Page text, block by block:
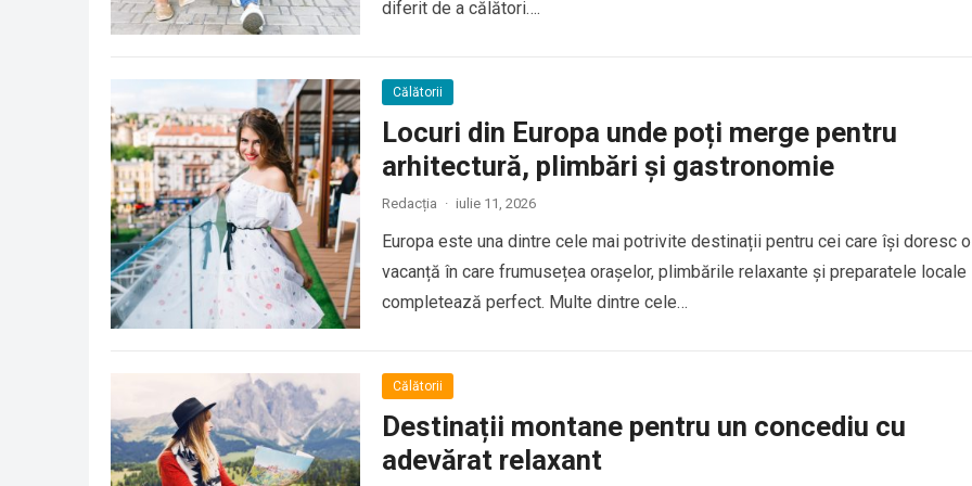
diferit de a călători….
Călătorii
Locuri din Europa unde poți merge pentru
arhitectură, plimbări și gastronomie
Redacția · iulie 11, 2026
Europa este una dintre cele mai potrivite destinații pentru cei care își doresc o
vacanță în care frumusețea orașelor, plimbările relaxante și preparatele locale
completează perfect. Multe dintre cele…
Călătorii
Destinații montane pentru un concediu cu
adevărat relaxant